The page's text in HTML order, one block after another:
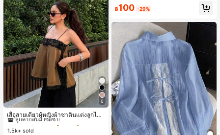
6
เสื้อสายเดี่ยวผู้หญิงผ้าซาตินแต่งลูกไม้
- เสื้อสายเดี่ยวฤดูร้อนสีคากีมีรอยผ่าด้า
นข้างที่น่าดึงดูดแบบสบายๆ
#2 ขายดี
ลูกค้ากลับมาซื้อซ้ำ!
#2 ขายดี
ลูกค้ากลับมาซื้อซ้ำ!
#2 ขายดี
ลูกค้ากลับมาซื้อซ้ำ!
1.5k+ sold
฿100 -29%